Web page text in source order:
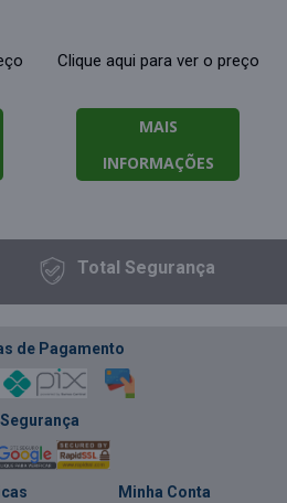
Clique aqui para ver o preço
MAIS
INFORMAÇÕES
TotalSegurança
de Pagamento
Segurança
Minha Conta